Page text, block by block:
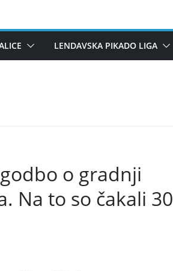
LENDAVSKA PIKADO LIGA
o gradnji
Na to so čakali 30